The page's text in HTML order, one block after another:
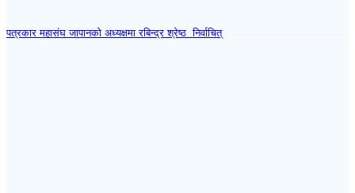
पत्रकार महासंघ जापानकाे अध्यक्षमा रबिन्द्र श्रेष्ठ निर्वाचित्